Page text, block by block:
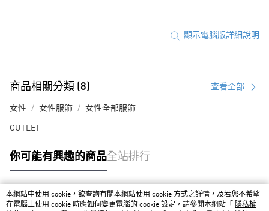
顯示電腦版詳細說明
商品相關分類 (8) 查看全部
女性 女性服飾 女性全部服飾
OUTLET
你可能有興趣的商品全站排行
熱門標籤
本網站中使用 cookie，欲查詢有關本網站使用 cookie 方式之詳情，及若您不希望
在電腦上使用 cookie 時應如何變更電腦的 cookie 設定，請參閱本網站「
隱私權